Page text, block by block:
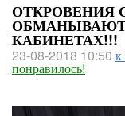
ОТКРОВЕНИЯ
КАБИНЕТАХ!!!
23-08-2018 10:50
понравилось!